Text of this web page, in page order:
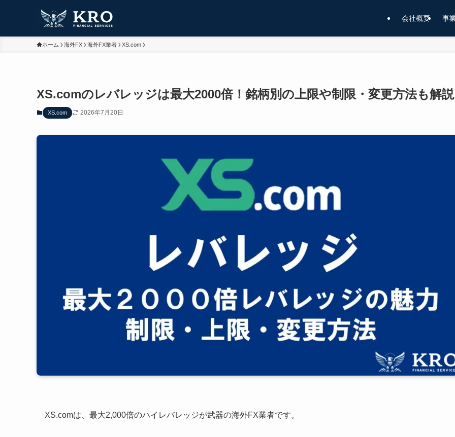
会社概要 事
ホーム 海外FX 海外FX業者 XS.com
XS.comのレバレッジは最大2000倍！銘柄別の上限や制限・変更方法も解説
XS.com 2026年7月20日
XS.comは、最大2,000倍のハイレバレッジが武器の海外FX業者です。